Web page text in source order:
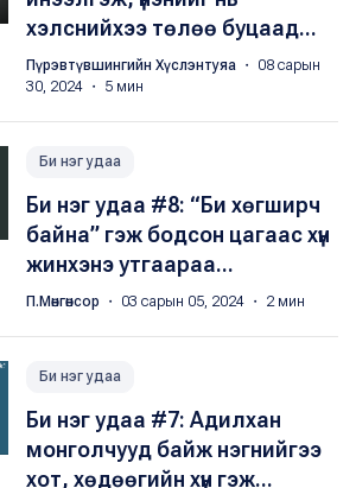
хэлснийхээ төлөө буцаад...
Пүрэвтүвшингийн Хүслэнтуяа ・ 08 сарын
30, 2024 ・ 5 мин
Би нэг удаа
Би нэг удаа #8: “Би хөгширч
байна” гэж бодсон цагаас хүн
жинхэнэ утгаараа...
П.Мөнгөнсор ・ 03 сарын 05, 2024 ・ 2 мин
Би нэг удаа
Би нэг удаа #7: Адилхан
монголчууд байж нэгнийгээ
хот, хөдөөгийн хүн гэж...